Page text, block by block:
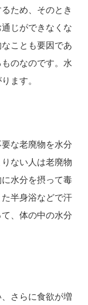
ため、そのとき
じができなくな
ことも要因であ
のなのです。水
ます。
な老廃物を水分
ない人は老廃物
水分を摂って毒
半身浴などで汗
、体の中の水分
さらに食欲が増